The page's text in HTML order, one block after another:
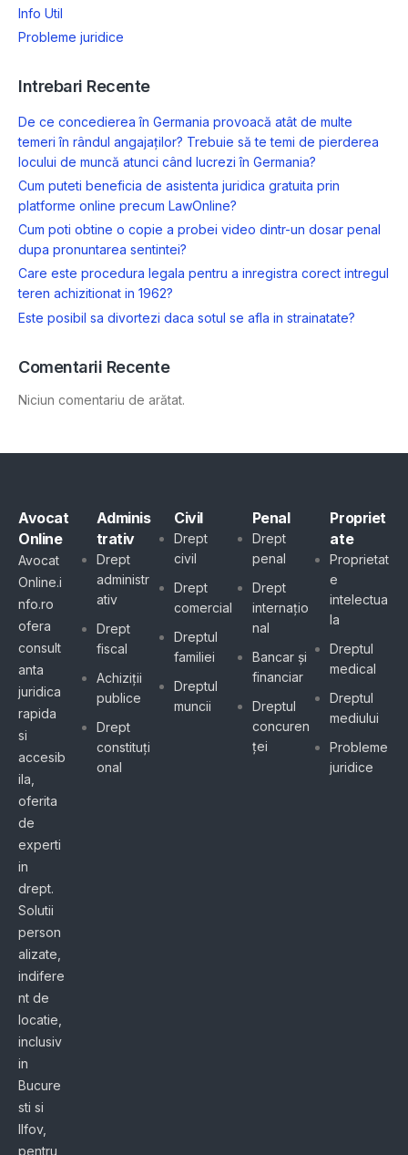
Info Util
Probleme juridice
Intrebari Recente
De ce concedierea în Germania provoacă atât de multe
temeri în rândul angajaților? Trebuie să te temi de pierderea
locului de muncă atunci când lucrezi în Germania?
Cum puteti beneficia de asistenta juridica gratuita prin
platforme online precum LawOnline?
Cum poti obtine o copie a probei video dintr-un dosar penal
dupa pronuntarea sentintei?
Care este procedura legala pentru a inregistra corect intregul
teren achizitionat in 1962?
Este posibil sa divortezi daca sotul se afla in strainatate?
Comentarii Recente
Niciun comentariu de arătat.
Avocat
Online
Avocat
Online.i
nfo.ro
ofera
consult
anta
juridica
rapida
si
accesib
ila,
oferita
de
experti
in
drept.
Solutii
person
alizate,
indifere
nt de
locatie,
inclusiv
in
Bucure
sti si
Ilfov,
pentru
Adminis
trativ
Drept
administr
ativ
Drept
fiscal
Achiziții
publice
Drept
constituți
onal
Civil
Drept
civil
Drept
comercial
Dreptul
familiei
Dreptul
muncii
Penal
Drept
penal
Drept
internațio
nal
Bancar și
financiar
Dreptul
concuren
ței
Propriet
ate
Proprietat
e
intelectua
la
Dreptul
medical
Dreptul
mediului
Probleme
juridice